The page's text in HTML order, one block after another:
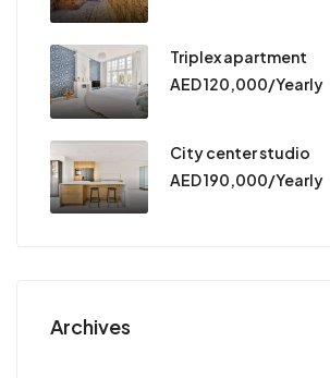
Triplex apartment
AED 120,000/Yearly
City center studio
AED 190,000/Yearly
Archives